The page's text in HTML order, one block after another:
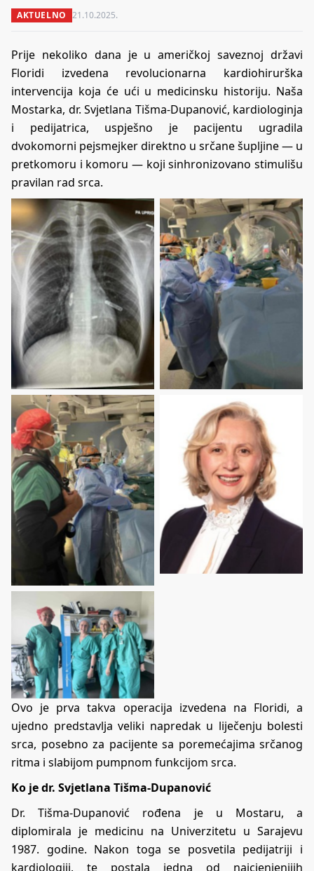
AKTUELNO 21.10.2025.
Prije nekoliko dana je u američkoj saveznoj državi
Floridi izvedena revolucionarna kardiohirurška
intervencija koja će ući u medicinsku historiju. Naša
Mostarka, dr. Svjetlana Tišma-Dupanović, kardiologinja
i pedijatrica, uspješno je pacijentu ugradila
dvokomorni pejsmejker direktno u srčane šupljine — u
pretkomoru i komoru — koji sinhronizovano stimulišu
pravilan rad srca.
Ovo je prva takva operacija izvedena na Floridi, a
ujedno predstavlja veliki napredak u liječenju bolesti
srca, posebno za pacijente sa poremećajima srčanog
ritma i slabijom pumpnom funkcijom srca.
Ko je dr. Svjetlana Tišma-Dupanović
Dr. Tišma-Dupanović rođena je u Mostaru, a
diplomirala je medicinu na Univerzitetu u Sarajevu
1987. godine. Nakon toga se posvetila pedijatriji i
kardiologiji, te postala jedna od najcjenjenijih